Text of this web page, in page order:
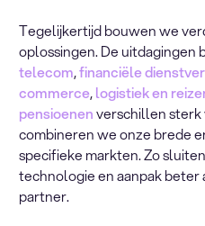
Tegelijkertijd bouwen we
oplossingen. De uitdagingen
telecom,financiële
commerce,logistiek en
pensioenenverschillen sterk
combineren we onze brede
specifieke markten. Zo
technologie en aanpak beter
partner.